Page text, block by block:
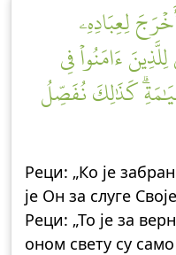
لِعِبَادِهِۦ
ءَامَنُواْ فِي
كَذَٰلِكَ نُفَصِّلُ
Реци: „Ко је
је Он за слуге
Реци: „То је за
оном свету су